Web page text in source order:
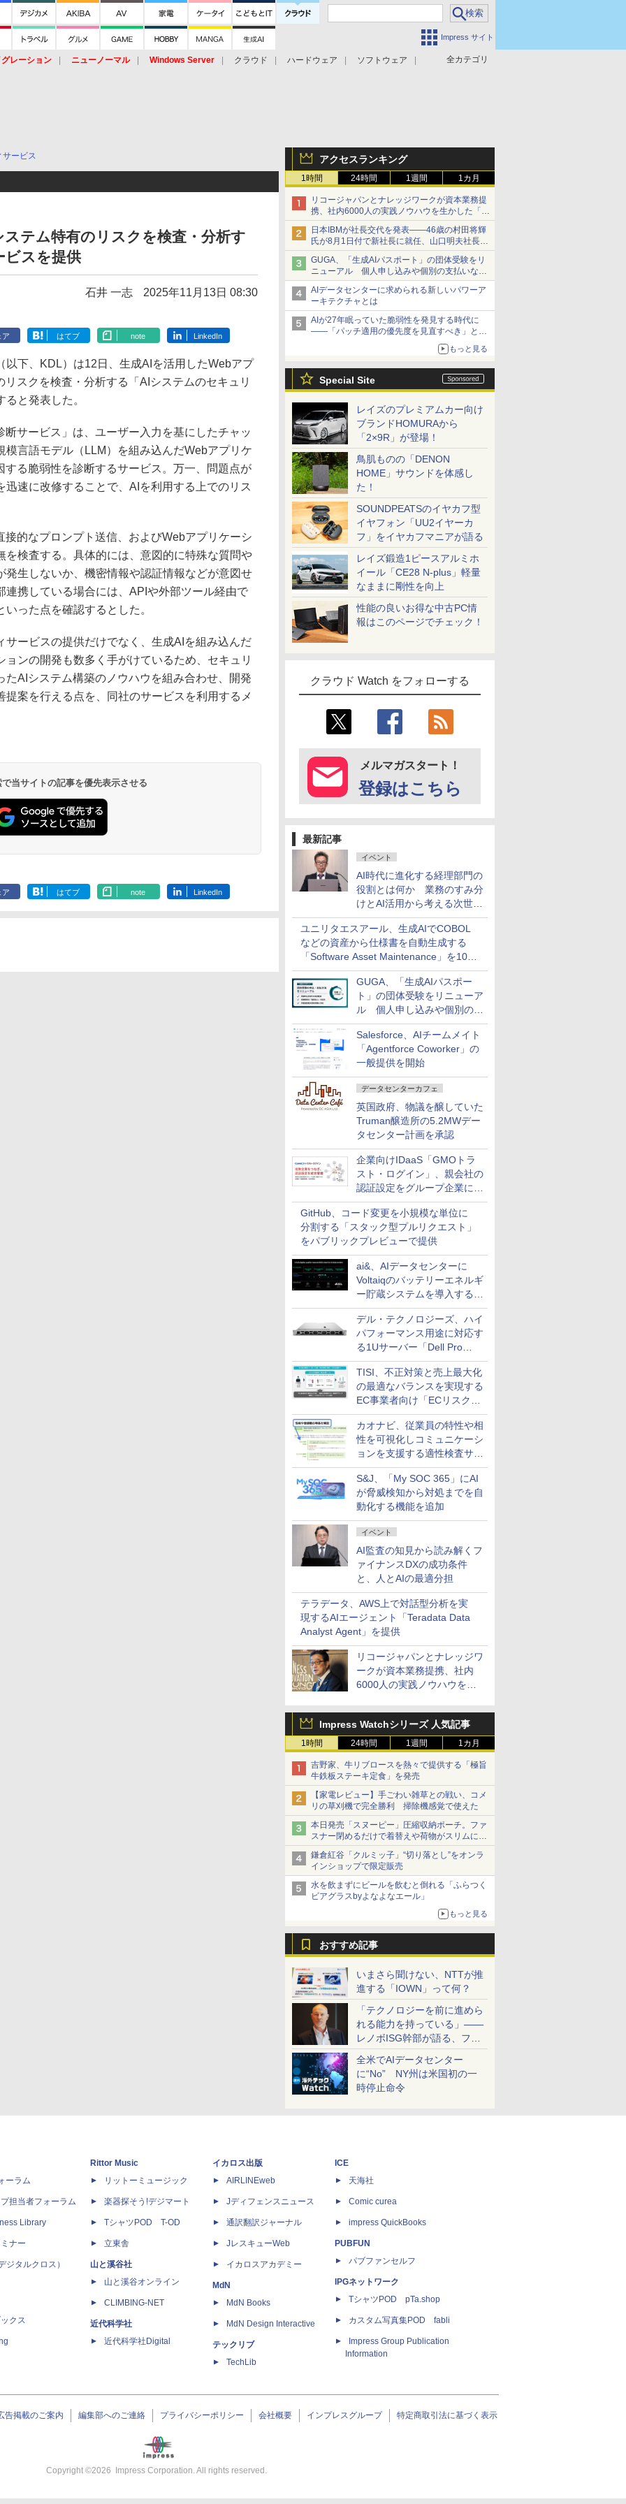
Impress サイト
全カテゴリ
グレーション ニューノーマル Windows Server クラウド ハードウェア
ソフトウェア
アクセスランキング
1時間 24時間 1週間 1カ月
リコージャパンとナレッジワークが資本業務提
携、社内6000人の実践ノウハウを生かした「AI
商談記録 for RICOH」を展開へ
日本IBMが社長交代を発表――46歳の村田将輝
氏が8月1日付で新社長に就任、山口明夫社長は
会長へ
GUGA、「生成AIパスポート」の団体受験をリ
ニューアル 個人申し込みや個別の支払いなど
に対応
AIデータセンターに求められる新しいパワーア
ーキテクチャとは
AIが27年眠っていた脆弱性を発見する時代に
――「パッチ適用の優先度を見直すべき」とセ
もっと見る
Special Site
レイズのプレミアムカー向け
ブランドHOMURAから
「2×9R」が登場！
鳥肌ものの「DENON
HOME」サウンドを体感し
た！
SOUNDPEATSのイヤカフ型
イヤフォン「UU2イヤーカ
フ」をイヤカフマニアが語る
レイズ鍛造1ピースアルミホ
イール「CE28 N-plus」軽量
なままに剛性を向上
性能の良いお得な中古PC情
報はこのページでチェック！
クラウド Watch をフォローする
メルマガスタート！
登録はこちら
最新記事
イベント
AI時代に進化する経理部門の
役割とは何か 業務のすみ分
けとAI活用から考える次世代
ファイナンス戦略
ユニリタエスアール、生成AIでCOBOL
などの資産から仕様書を自動生成する
「Software Asset Maintenance」を10月
に発売
GUGA、「生成AIパスポー
ト」の団体受験をリニューア
ル 個人申し込みや個別の支
払いなどに対応
Salesforce、AIチームメイト
「Agentforce Coworker」の
一般提供を開始
データセンターカフェ
英国政府、物議を醸していた
Truman醸造所の5.2MWデー
タセンター計画を承認
企業向けIDaaS「GMOトラ
スト・ログイン」、親会社の
認証設定をグループ企業に展
開できる新機能を提供
GitHub、コード変更を小規模な単位に
分割する「スタック型プルリクエスト」
をパブリックプレビューで提供
ai&、AIデータセンターに
Voltaiqのバッテリーエネルギ
ー貯蔵システムを導入する計
画を発表
デル・テクノロジーズ、ハイ
パフォーマンス用途に対応す
る1Uサーバー「Dell Pro
Precision 7 R1ラック」を発
売
TISI、不正対策と売上最大化
の最適なバランスを実現する
EC事業者向け「ECリスク対
策設計・運用支援サービス」
カオナビ、従業員の特性や相
性を可視化しコミュニケーシ
ョンを支援する適性検査サー
ビスを提供
S&J、「My SOC 365」にAI
が脅威検知から対処までを自
動化する機能を追加
イベント
AI監査の知見から読み解くフ
ァイナンスDXの成功条件
と、人とAIの最適分担
テラデータ、AWS上で対話型分析を実
現するAIエージェント「Teradata Data
Analyst Agent」を提供
リコージャパンとナレッジワ
ークが資本業務提携、社内
6000人の実践ノウハウを生
RICOH」を展開へ
Impress Watchシリーズ 人気記事
1時間 24時間 1週間 1カ月
吉野家、牛リブロースを熱々で提供する「極旨
牛鉄板ステーキ定食」を発売
【家電レビュー】手ごわい雑草との戦い、コメ
リの草刈機で完全勝利 掃除機感覚で使えた
本日発売「スヌーピー」圧縮収納ポーチ。ファ
スナー閉めるだけで着替えや荷物がスリムにま
とまる
鎌倉紅谷「クルミッ子」“切り落とし”をオンラ
インショップで限定販売
水を飲まずにビールを飲むと倒れる「ふらつく
ビアグラスbyよなよなエール」
もっと見る
おすすめ記事
いまさら聞けない、NTTが推
進する「IOWN」って何？
「テクノロジーを前に進めら
れる能力を持っている」――
レノボISG幹部が語る、フル
スタックと水冷技術の強み
全米でAIデータセンター
に“No” NY州は米国初の一
時停止命令
サービス
テム特有のリスクを検査・分析す
ビスを提供
石井 一志 2025年11月13日 08:30
ア はてブ note LinkedIn
下、KDL）は12日、生成AIを活用したWebアプ
スクを検査・分析する「AIシステムのセキュリ
と発表した。
サービス」は、ユーザー入力を基にしたチャッ
模言語モデル（LLM）を組み込んだWebアプリケ
する脆弱性を診断するサービス。万一、問題点が
迅速に改修することで、AIを利用する上でのリス
的なプロンプト送信、およびWebアプリケーシ
を検査する。具体的には、意図的に特殊な質問や
発生しないか、機密情報や認証情報などが意図せ
連携している場合には、APIや外部ツール経由で
った点を確認するとした。
ービスの提供だけでなく、生成AIを組み込んだ
ョンの開発も数多く手がけているため、セキュリ
たAIシステム構築のノウハウを組み合わせ、開発
案を行える点を、同社のサービスを利用するメ
当サイトの記事を優先表示させる
ア はてブ note LinkedIn
ーラム
担当者フォーラム
Library
ナー
ジタルクロス）
クス
Rittor Music
リットーミュージック
楽器探そう!デジマート
TシャツPOD T-OD
立東舎
山と溪谷社
山と溪谷オンライン
CLIMBING-NET
近代科学社
近代科学社Digital
イカロス出版
AIRLINEweb
Jディフェンスニュース
通訳翻訳ジャーナル
JレスキューWeb
イカロスアカデミー
MdN
MdN Books
MdN Design Interactive
テックリブ
TechLib
ICE
天海社
Comic curea
impress QuickBooks
PUBFUN
パブファンセルフ
IPGネットワーク
TシャツPOD pTa.shop
カスタム写真集POD fabli
Impress Group Publication
Information
告掲載のご案内 編集部へのご連絡 プライバシーポリシー 会社概要 インプレスグループ 特定商取引法に基づく表示
Copyright ©2026 Impress Corporation. All rights reserved.